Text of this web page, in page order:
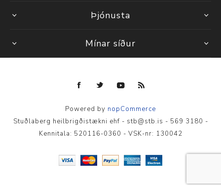
Þjónusta
Mínar síður
Powered by nopCommerce
Stuðlaberg heilbrigðistækni ehf - stb@stb.is - 569 3180 -
Kennitala: 520116-0360 - VSK-nr: 130042